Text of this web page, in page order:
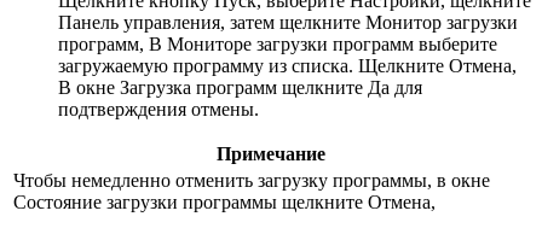
Панель управления, затем щелкните Монитор загрузки
программ, В Мониторе загрузки программ выберите
загружаемую программу из списка. Щелкните Отмена,
В окне Загрузка программ щелкните Да для
подтверждения отмены.
Примечание
Чтобы немедленно отменить загрузку программы, в окне
Состояние загрузки программы щелкните Отмена,